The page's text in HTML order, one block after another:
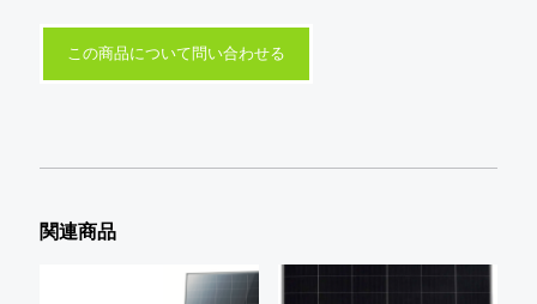
この商品について問い合わせる
関連商品